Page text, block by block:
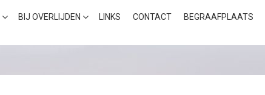
BIJ OVERLIJDEN LINKS CONTACT BEGRAAFPLAATS